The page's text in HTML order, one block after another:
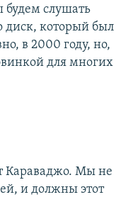
будем слушать
диск, который был
в 2000 году, но,
для многих
Караваджо. Мы не
и должны этот